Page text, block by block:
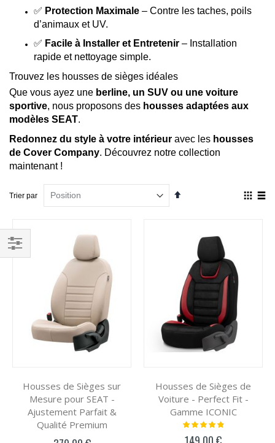
✅ Protection Maximale – Contre les taches, poils
d’animaux et UV.
✅ Facile à Installer et Entretenir – Installation
rapide et nettoyage simple.
Trouvez les housses de sièges idéales
Que vous ayez une berline, un SUV ou une voiture
sportive, nous proposons des housses adaptées aux
modèles SEAT.
Redonnez du style à votre intérieur avec les housses
de Cover Company. Découvrez notre collection
maintenant !
Trier par
Par
Housses de Sièges sur
Mesure pour SEAT -
Ajustement Parfait &
Qualité Premium
Housses de Sièges de
Voiture - Perfect Fit -
Gamme ICONIC
Notation:
Filtrer